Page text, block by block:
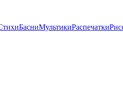
БасниМультикиРаспечатки